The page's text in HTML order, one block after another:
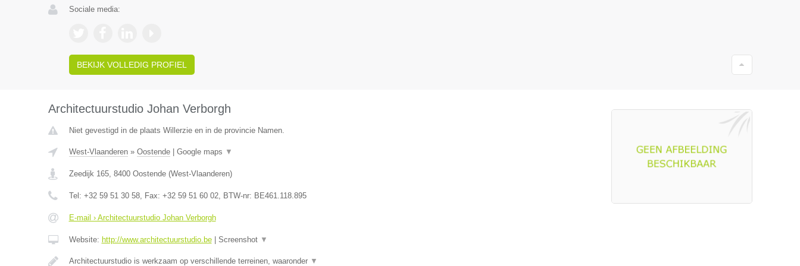
Sociale media:
BEKIJK VOLLEDIG PROFIEL
Architectuurstudio Johan Verborgh
Niet gevestigd in de plaats Willerzie en in de provincie Namen.
West-Vlaanderen» Oostende| Google maps ▼
Zeedijk 165, 8400 Oostende(West-Vlaanderen)
Tel: +32 59 51 30 58, Fax: +32 59 51 60 02, BTW-nr: BE461.118.895
E-mail › Architectuurstudio Johan Verborgh
Website: http://www.architectuurstudio.be| Screenshot ▼
Architectuurstudio is werkzaam op verschillende terreinen, waaronder ▼